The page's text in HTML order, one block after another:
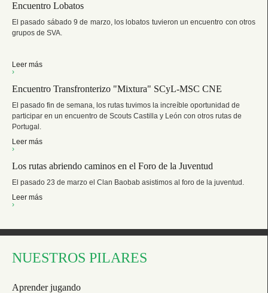
Encuentro Lobatos
El pasado sábado 9 de marzo, los lobatos tuvieron un encuentro con otros
grupos de SVA.
Leer más
›
Encuentro Transfronterizo "Mixtura" SCyL-MSC CNE
El pasado fin de semana, los rutas tuvimos la increíble oportunidad de
participar en un encuentro de Scouts Castilla y León con otros rutas de
Portugal.
Leer más
›
Los rutas abriendo caminos en el Foro de la Juventud
El pasado 23 de marzo el Clan Baobab asistimos al foro de la juventud.
Leer más
›
NUESTROS PILARES
Aprender jugando